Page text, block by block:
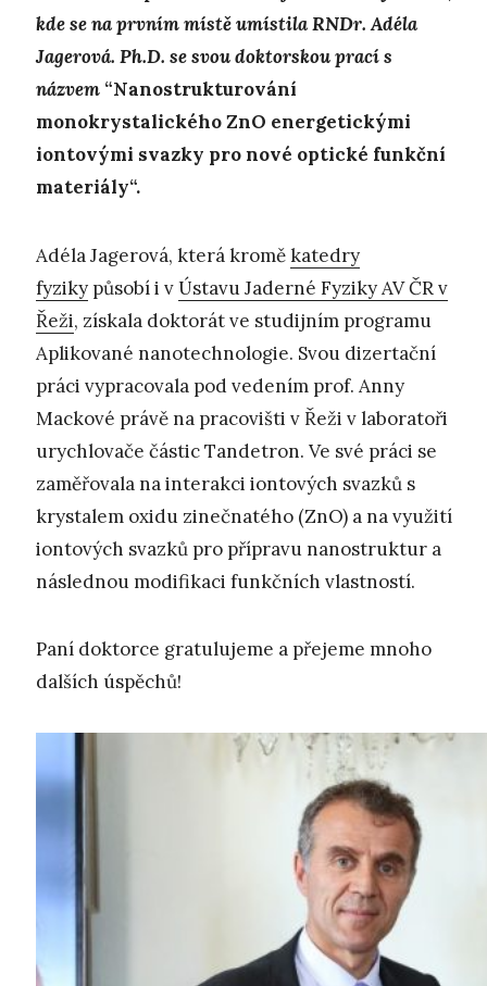
kde se na prvním místě umístila RNDr. Adéla
Jagerová. Ph.D. se svou doktorskou prací s
názvem “Nanostrukturování
monokrystalického ZnO energetickými
iontovými svazky pro nové optické funkční
materiály“.
Adéla Jagerová, která kroměkatedry
fyziky působí i vÚstavu Jaderné Fyziky AV ČR v
Řeži, získala doktorát ve studijním programu
Aplikované nanotechnologie. Svou dizertační
práci vypracovala pod vedením prof. Anny
Mackové právě na pracovišti v Řeži v laboratoři
urychlovače částic Tandetron. Ve své práci se
zaměřovala na interakci iontových svazků s
krystalem oxidu zinečnatého (ZnO) a na využití
iontových svazků pro přípravu nanostruktur a
následnou modifikaci funkčních vlastností.
Paní doktorce gratulujeme a přejeme mnoho
dalších úspěchů!